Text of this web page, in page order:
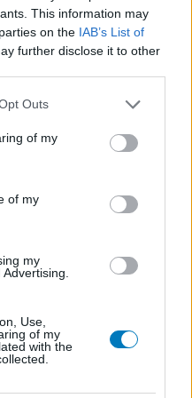
This information may
on the IAB’s List of
further disclose it to other
Outs
of my
of my
my
Use,
of my
with the
zijn door de gebruikers
en aangepast alvorens
onze standaarden wat betreft
Op deze manier geven de
van de schrijvers en niet
persoon tot persoon en dat u
moet nemen met uw arts of